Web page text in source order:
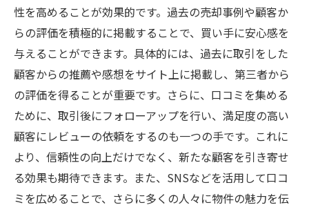
性を高めることが効果的です。過去の売却事例や顧客か
らの評価を積極的に掲載することで、買い手に安心感を
与えることができます。具体的には、過去に取引をした
顧客からの推薦や感想をサイト上に掲載し、第三者から
の評価を得ることが重要です。さらに、口コミを集める
ために、取引後にフォローアップを行い、満足度の高い
顧客にレビューの依頼をするのも一つの手です。これに
より、信頼性の向上だけでなく、新たな顧客を引き寄せ
る効果も期待できます。また、SNSなどを活用して口コ
ミを広めることで、さらに多くの人々に物件の魅力を伝